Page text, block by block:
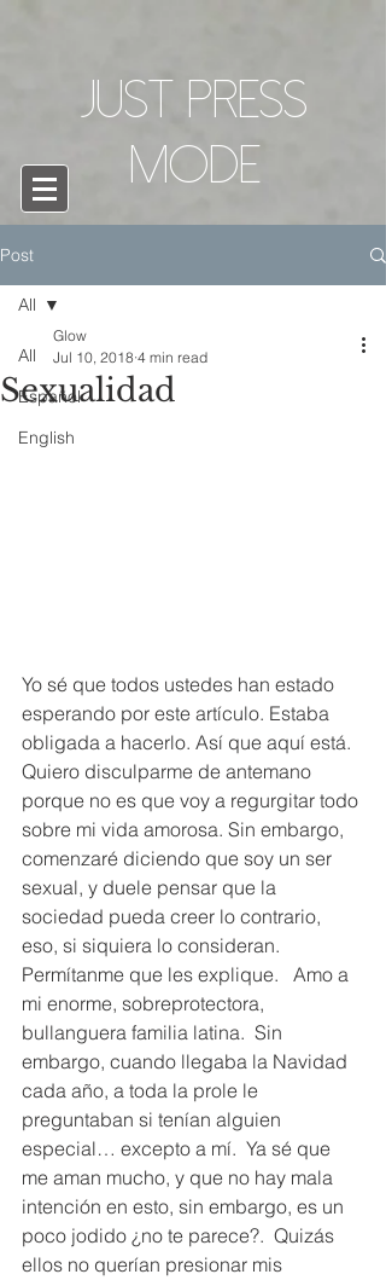
Just Press
mode
Post
All
Español
English
All
Sexualidad
Glow
Jul 10, 2018 4 min read
Yo sé que todos ustedes han estado
esperando por este artículo. Estaba
obligada a hacerlo. Así que aquí está.
Quiero disculparme de antemano
porque no es que voy a regurgitar todo
sobre mi vida amorosa. Sin embargo,
comenzaré diciendo que soy un ser
sexual, y duele pensar que la
sociedad pueda creer lo contrario,
eso, si siquiera lo consideran.
Permítanme que les explique.   Amo a
mi enorme, sobreprotectora,
bullanguera familia latina.  Sin
embargo, cuando llegaba la Navidad
cada año, a toda la prole le
preguntaban si tenían alguien
especial… excepto a mí.  Ya sé que
me aman mucho, y que no hay mala
intención en esto, sin embargo, es un
poco jodido ¿no te parece?.  Quizás
ellos no querían presionar mis